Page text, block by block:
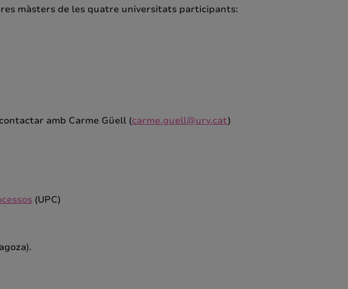
màsters de les quatre universitats participants:
amb Carme Güell (carme.guell@urv.cat)
(UPC)